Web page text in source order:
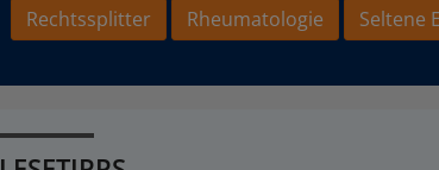
Rechtssplitter
Rheumatologie Seltene